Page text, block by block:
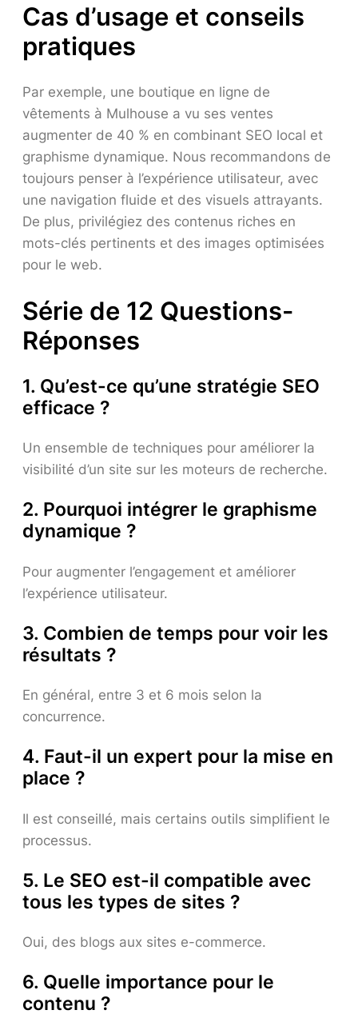
Cas d’usage et conseils
pratiques
Par exemple, une boutique en ligne de
vêtements à Mulhouse a vu ses ventes
augmenter de 40 % en combinant SEO local et
graphisme dynamique. Nous recommandons de
toujours penser à l’expérience utilisateur, avec
une navigation fluide et des visuels attrayants.
De plus, privilégiez des contenus riches en
mots-clés pertinents et des images optimisées
pour le web.
Série de 12 Questions-
Réponses
1. Qu’est-ce qu’une stratégie SEO
efficace ?
Un ensemble de techniques pour améliorer la
visibilité d’un site sur les moteurs de recherche.
2. Pourquoi intégrer le graphisme
dynamique ?
Pour augmenter l’engagement et améliorer
l’expérience utilisateur.
3. Combien de temps pour voir les
résultats ?
En général, entre 3 et 6 mois selon la
concurrence.
4. Faut-il un expert pour la mise en
place ?
Il est conseillé, mais certains outils simplifient le
processus.
5. Le SEO est-il compatible avec
tous les types de sites ?
Oui, des blogs aux sites e-commerce.
6. Quelle importance pour le
contenu ?